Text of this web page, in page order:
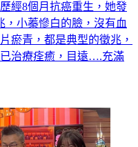
與大家見面。知名主持人
經8個月抗癌重生，她發
，小蓁慘白的臉，沒有血
瘀青，都是典型的徵兆，
治療痊癒，目遠….充滿